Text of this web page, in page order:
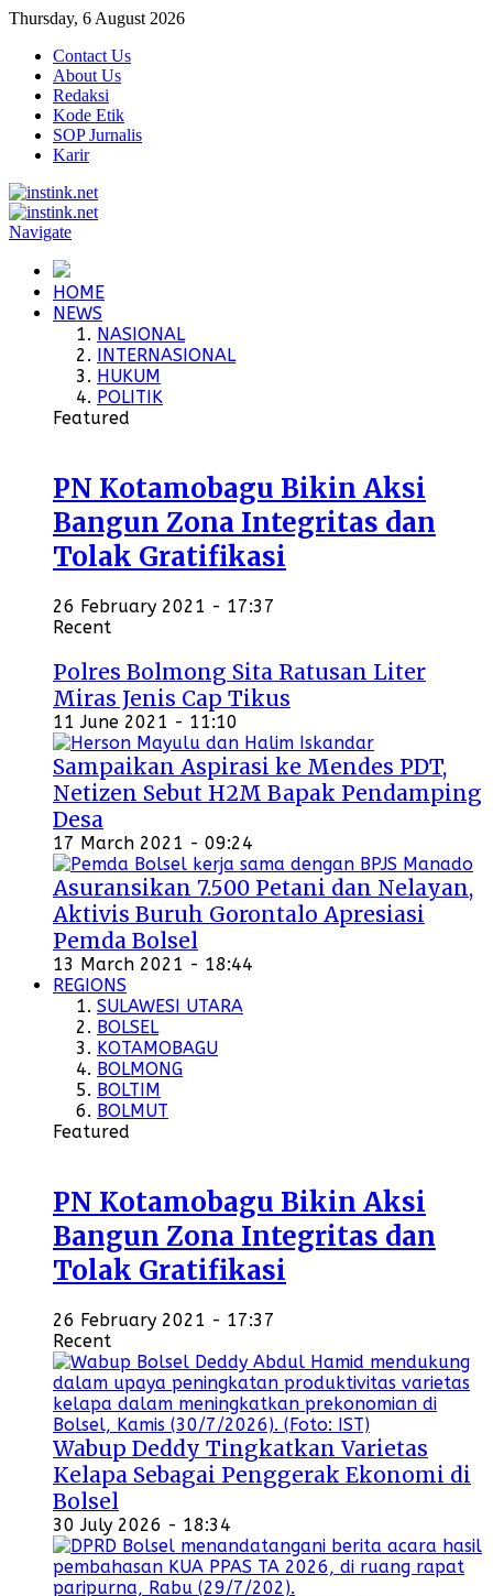
Thursday, 6 August 2026
Contact Us
About Us
Redaksi
Kode Etik
SOP Jurnalis
Karir
Navigate
HOME
NEWS
NASIONAL
INTERNASIONAL
HUKUM
POLITIK
Featured
PN Kotamobagu Bikin Aksi
Bangun Zona Integritas dan
Tolak Gratifikasi
26 February 2021 - 17:37
Recent
Polres Bolmong Sita Ratusan Liter
Miras Jenis Cap Tikus
11 June 2021 - 11:10
Sampaikan Aspirasi ke Mendes PDT,
Netizen Sebut H2M Bapak Pendamping
Desa
17 March 2021 - 09:24
Asuransikan 7.500 Petani dan Nelayan,
Aktivis Buruh Gorontalo Apresiasi
Pemda Bolsel
13 March 2021 - 18:44
REGIONS
SULAWESI UTARA
BOLSEL
KOTAMOBAGU
BOLMONG
BOLTIM
BOLMUT
Featured
PN Kotamobagu Bikin Aksi
Bangun Zona Integritas dan
Tolak Gratifikasi
26 February 2021 - 17:37
Recent
Wabup Deddy Tingkatkan Varietas
Kelapa Sebagai Penggerak Ekonomi di
Bolsel
30 July 2026 - 18:34